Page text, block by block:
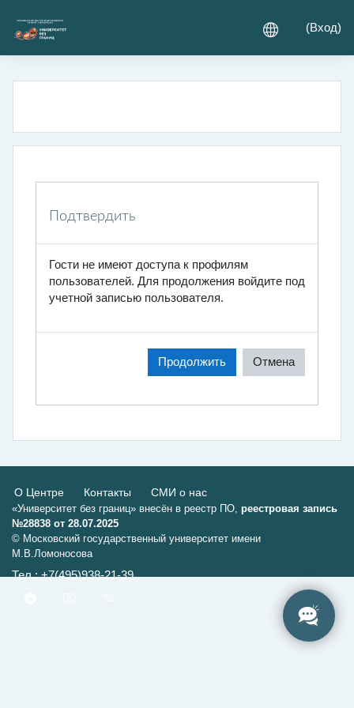
(Вход)
Подтвердить
Гости не имеют доступа к профилям
пользователей. Для продолжения войдите под
учетной записью пользователя.
Продолжить Отмена
О Центре Контакты СМИ о нас
«Университет без границ» внесён в реестр ПО, реестровая запись
№28838 от 28.07.2025
© Московский государственный университет имени
М.В.Ломоносова
Тел.: +7(495)938-21-39